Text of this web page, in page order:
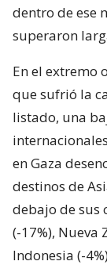
dentro de ese
superaron
En el extremo
que sufrió la
listado, una
en Gaza
destinos de
debajo de sus
(-17%), Nueva
Indonesia (-